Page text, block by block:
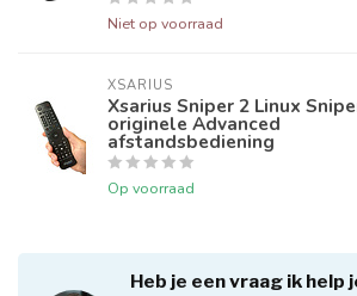
Niet op voorraad
XSARIUS
Xsarius Sniper 2 Linux
originele Advanced
afstandsbediening
Op voorraad
Heb je een vraag ik help